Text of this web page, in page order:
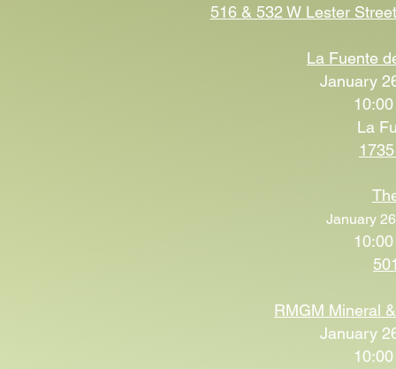
516 & 532 W Lester
La Fuente
January
La
January
RMGM Mineral
January